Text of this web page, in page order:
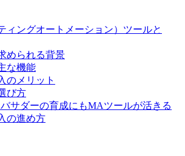
ィングオートメーション）ツールと
められる背景
な機能
のメリット
び方
サダーの育成にもMAツールが活きる
の進め方